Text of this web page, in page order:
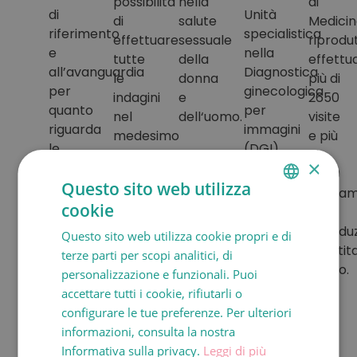
di
riferimento
e
all’avanguardia
per
quanto
riguarda
le
riproduzione
con
oltre
80
anni
d’esperienza
nella
di
effettuare
tutte
le
indagini
nel
medesimo
centro
nella
giornata.
La
consegna
dei
risultati,
la
diagnosi
salute
sessuale
della
donna
e
dell‘uomo.
Unità
specialistica
nella
Diagnostica
ginecologica
per
immagini
(DGI)
delle
più di
2650
visite
e più
di
3400
l’anno.
CATALÀ
ITALIANO
×
Questo sito web utilizza
cookie
Questo sito web utilizza cookie propri e di
terze parti per scopi analitici, di
personalizzazione e funzionali. Puoi
accettare tutti i cookie, rifiutarli o
configurare le tue preferenze. Per ulteriori
informazioni, consulta la nostra
Informativa sulla privacy. Leggi di più